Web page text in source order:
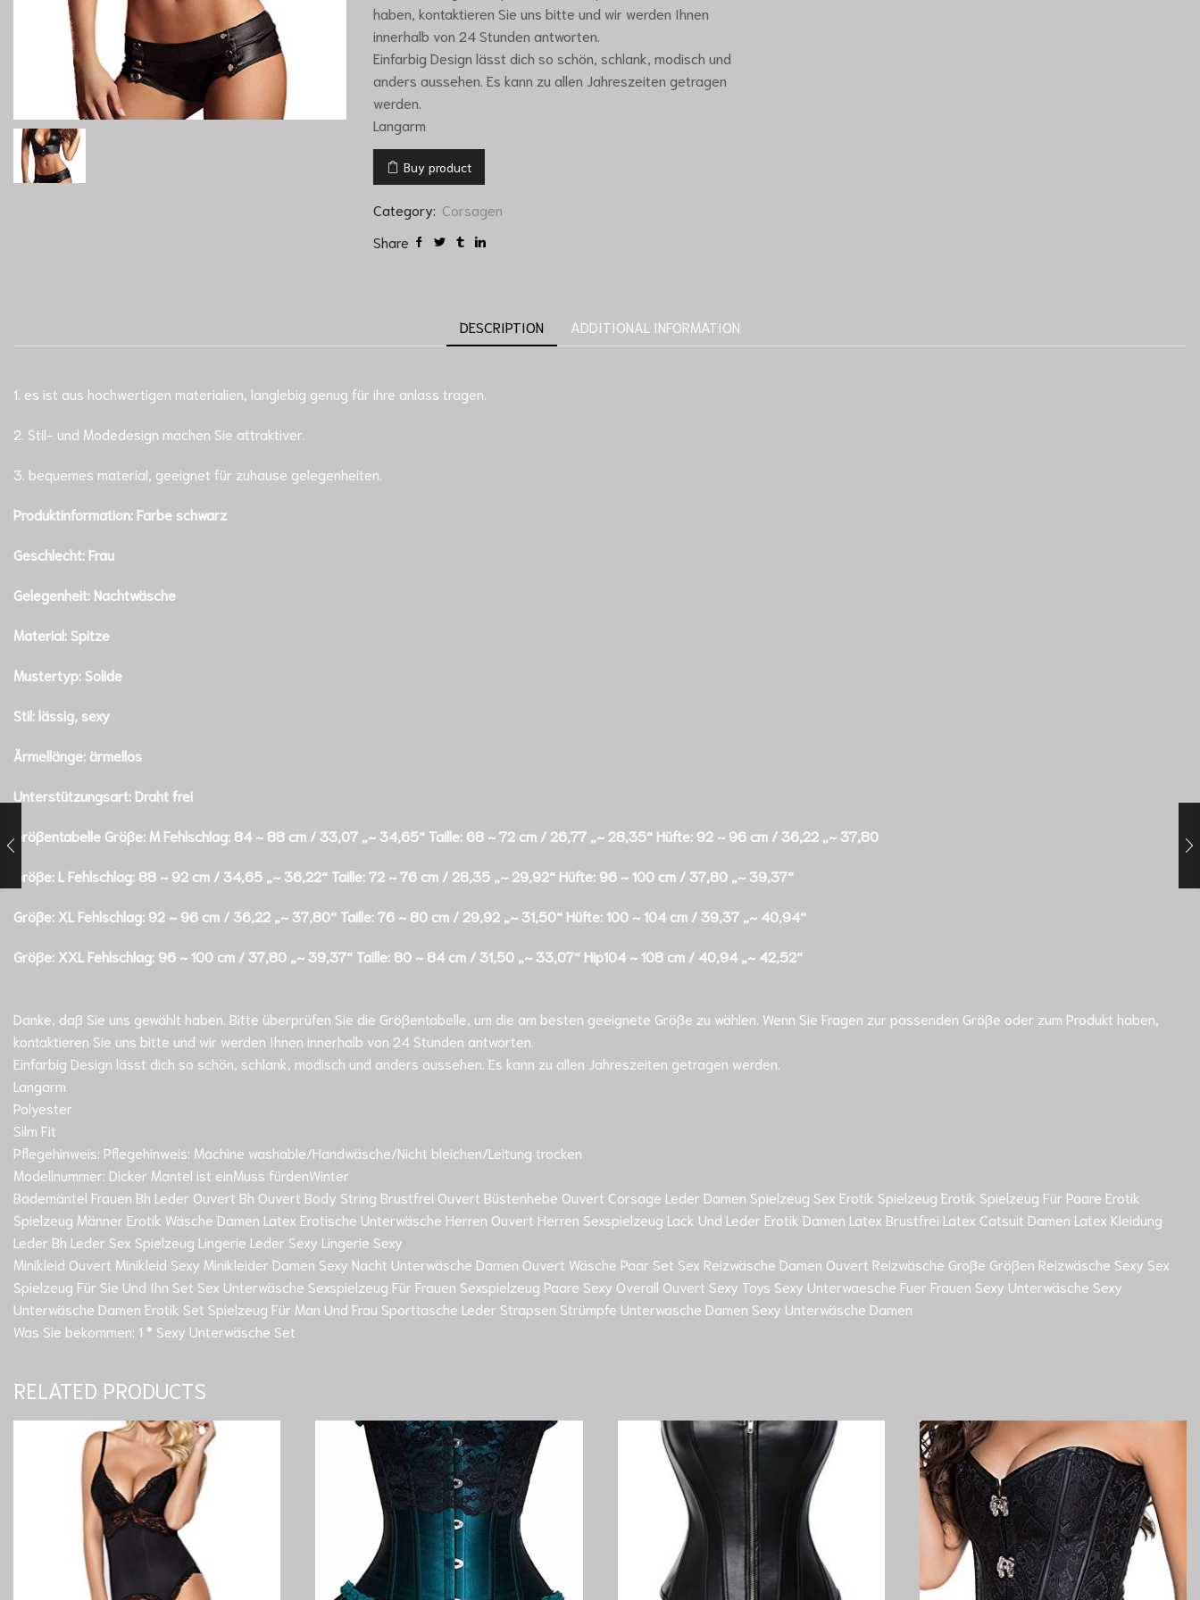
haben, kontaktieren Sie uns bitte und wir werden Ihnen
innerhalb von 24 Stunden antworten.
Einfarbig Design lässt dich so schön, schlank, modisch und
anders aussehen. Es kann zu allen Jahreszeiten getragen
werden.
Langarm
Buy product
Category: Corsagen
Share
DESCRIPTION ADDITIONAL INFORMATION
1. es ist aus hochwertigen materialien, langlebig genug für ihre anlass tragen.
2. Stil- und Modedesign machen Sie attraktiver.
3. bequemes material, geeignet für zuhause gelegenheiten.
Produktinformation:Farbe schwarz
Geschlecht: Frau
Gelegenheit: Nachtwäsche
Material: Spitze
Mustertyp: Solide
Stil: lässig, sexy
Ärmellänge: ärmellos
Unterstützungsart: Draht frei
Größentabelle Größe: M Fehlschlag: 84 ~ 88 cm / 33,07 „~ 34,65“ Taille: 68 ~ 72 cm / 26,77 „~ 28,35“ Hüfte: 92 ~ 96 cm / 36,22 „~ 37,80
Größe: L Fehlschlag: 88 ~ 92 cm / 34,65 „~ 36,22“ Taille: 72 ~ 76 cm / 28,35 „~ 29,92“ Hüfte: 96 ~ 100 cm / 37,80 „~ 39,37“
Größe: XL Fehlschlag: 92 ~ 96 cm / 36,22 „~ 37,80“ Taille: 76 ~ 80 cm / 29,92 „~ 31,50“ Hüfte: 100 ~ 104 cm / 39,37 „~ 40,94“
Größe: XXL Fehlschlag: 96 ~ 100 cm / 37,80 „~ 39,37“ Taille: 80 ~ 84 cm / 31,50 „~ 33,07“ Hip104 ~ 108 cm / 40,94 „~ 42,52“
Danke, daß Sie uns gewählt haben. Bitte überprüfen Sie die Größentabelle, um die am besten geeignete Größe zu wählen. Wenn Sie Fragen zur passenden Größe oder zum Produkt haben,
kontaktieren Sie uns bitte und wir werden Ihnen innerhalb von 24 Stunden antworten.
Einfarbig Design lässt dich so schön, schlank, modisch und anders aussehen. Es kann zu allen Jahreszeiten getragen werden.
Langarm
Polyester
Silm Fit
Pflegehinweis: Pflegehinweis: Machine washable/Handwäsche/Nicht bleichen/Leitung trocken
Modellnummer: Dicker Mantel ist einMuss fürdenWinter
Bademäntel Frauen Bh Leder Ouvert Bh Ouvert Body String Brustfrei Ouvert Büstenhebe Ouvert Corsage Leder Damen Spielzeug Sex Erotik Spielzeug Erotik Spielzeug Für Paare Erotik
Spielzeug Männer Erotik Wäsche Damen Latex Erotische Unterwäsche Herren Ouvert Herren Sexspielzeug Lack Und Leder Erotik Damen Latex Brustfrei Latex Catsuit Damen Latex Kleidung
Leder Bh Leder Sex Spielzeug Lingerie Leder Sexy Lingerie Sexy
Minikleid Ouvert Minikleid Sexy Minikleider Damen Sexy Nacht Unterwäsche Damen Ouvert Wäsche Paar Set Sex Reizwäsche Damen Ouvert Reizwäsche Große Größen Reizwäsche Sexy Sex
Spielzeug Für Sie Und Ihn Set Sex Unterwäsche Sexspielzeug Für Frauen Sexspielzeug Paare Sexy Overall Ouvert Sexy Toys Sexy Unterwaesche Fuer Frauen Sexy Unterwäsche Sexy
Unterwäsche Damen Erotik Set Spielzeug Für Man Und Frau Sporttasche Leder Strapsen Strümpfe Unterwasche Damen Sexy Unterwäsche Damen
Was Sie bekommen: 1 * Sexy Unterwäsche Set
RELATED PRODUCTS